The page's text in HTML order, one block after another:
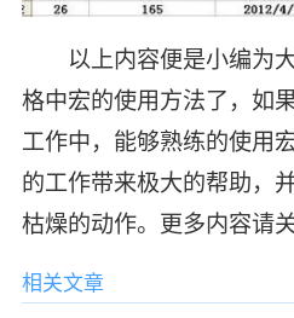
以上内容便是小编为大
格中宏的使用方法了，如
工作中，能够熟练的使用
的工作带来极大的帮助，
枯燥的动作。更多内容请
相关文章